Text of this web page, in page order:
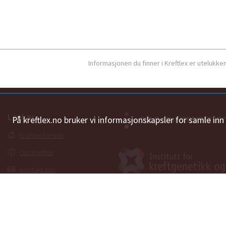
På kreftlex.no bruker vi informasjonskapsler for samle
Informasjonen du finner i Kreftlex er
Lenker